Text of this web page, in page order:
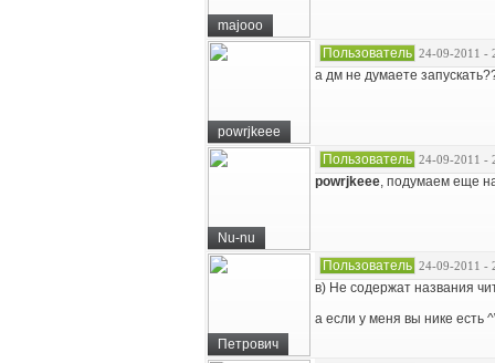
majooo
powrjkeee
Пользователь 24-09-2011 -
а дм не думаете
Nu-nu
Пользователь 24-09-2011 -
powrjkeee, подумаем еще
Петрович
Пользователь 24-09-2011 -
в) Не содержат названия
а если у меня вы нике есть